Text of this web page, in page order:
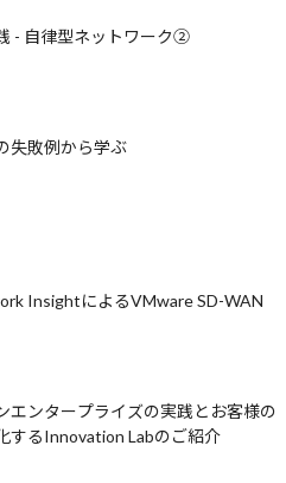
- 自律型ネットワーク②
失敗例から学ぶ
InsightによるVMware SD-WAN
エンタープライズの実践とお客様の
するInnovation Labのご紹介